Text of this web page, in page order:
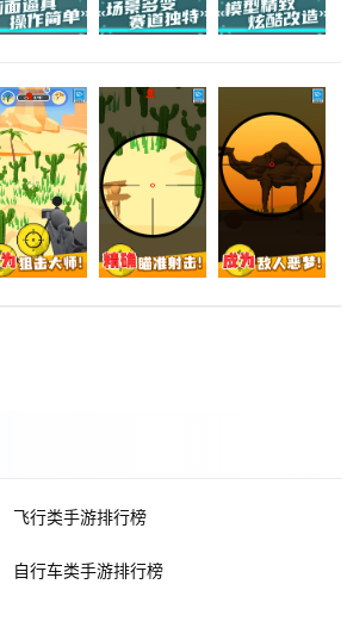
飞行类手游排行榜
自行车类手游排行榜